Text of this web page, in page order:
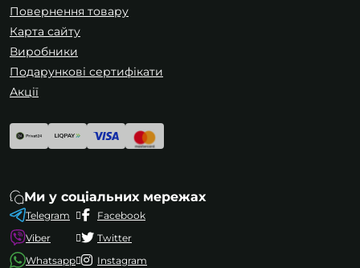
Повернення товару
Карта сайту
Виробники
Подарункові сертифікати
Акції
Ми у соціальних мережах
Telegram
Viber
Whatsapp
Facebook
Twitter
Instagram